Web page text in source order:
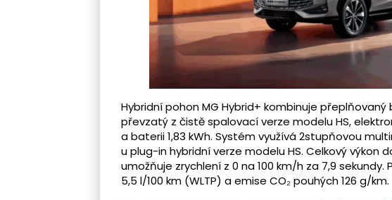
Hybridní pohon MG Hybrid+ kombinuje přeplňovaný
převzatý z čistě spalovací verze modelu HS,
a baterii 1,83 kWh. Systém využívá 2stupňovou
u plug-in hybridní verze modelu HS. Celkový výkon
umožňuje zrychlení z 0 na 100 km/h za 7,9
5,5 l/100 km (WLTP) a emise CO₂ pouhých 126 g/km.